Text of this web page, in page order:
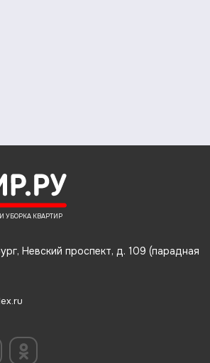
УБОРКА КВАРТИР
Невский проспект, д. 109 (парадная